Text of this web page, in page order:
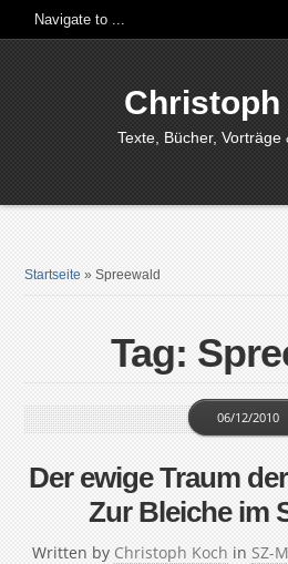
Christoph
Texte, Bücher, Vorträge
Startseite »Spreewald
Tag:
Der ewige Traum
Zur Bleiche im
Written by Christoph Koch
06/12/2010
in SZ-